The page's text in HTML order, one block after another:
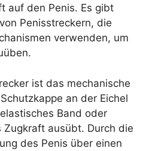
auf den Penis. Es gibt
Penisstreckern, die
verwenden, um
ist das mechanische
an der Eichel
Band oder
Zugkraft ausübt. Durch die
des Penis über einen